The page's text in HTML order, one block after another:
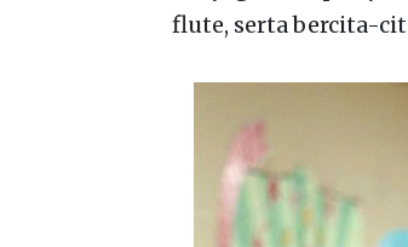
flute, serta bercita-